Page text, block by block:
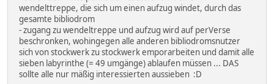
wendelttreppe, die sich um einen aufzug windet, durch das
gesamte bibliodrom
- zugang zu wendeltreppe und aufzug wird auf perVerse
beschronken, wohingegen alle anderen bibliodromsnutzer
sich von stockwerk zu stockwerk emporarbeiten und damit alle
sieben labyrinthe (= 49 umgänge) ablaufen müssen ... DAS
sollte alle nur mäßig interessierten aussieben :D